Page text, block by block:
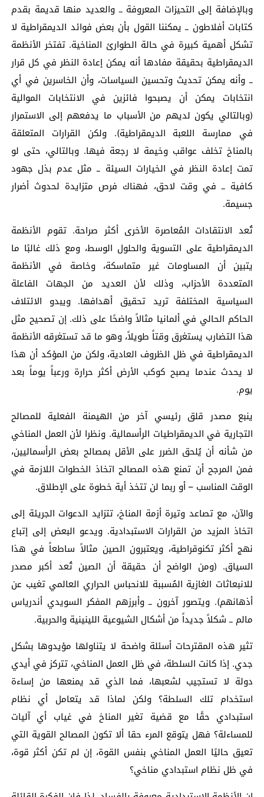
وبالإضافة إلى التحيزات المعروفة ــ والعديد منها قديمة بقدم
كتابات أفلاطون ــ يمكننا القول بأن بعض فوائد الديمقراطية لا
تشكل أهمية كبيرة في حالة الطوارئ المناخية. تفتخر الأنظمة
الديمقراطية بحقيقة مفادها أنه يمكن إعادة النظر في كل قرار
ــ وأنه يمكن تحديث وتحسين السياسات، وأن الخاسرين في أي
انتخابات يمكن أن يصبحوا فائزين في الانتخابات الموالية
(وبالتالي يكون لديهم من الأسباب ما يدفعهم إلى الاستمرار
في ممارسة اللعبة الديمقراطية). ولكن القرارات المتعلقة
بالمناخ تخلف عواقب وخيمة لا رجعة فيها. وبالتالي، حتى لو
تمت إعادة النظر في الخيارات السيئة ــ مثل عدم بذل جهود
كافية ــ في وقت لاحق، فهناك فرص متزايدة لحدوث أضرار
جسيمة.
تُعد الانتقادات المُعاصرة الأخرى أكثر صراحة. تقوم الأنظمة
الديمقراطية على التسوية والحلول الوسط، ومع ذلك غالبًا ما
يتبين أن المساومات غير متماسكة، وخاصة في الأنظمة
المتعددة الأحزاب، وذلك لأن العديد من الجهات الفاعلة
السياسية المختلفة تريد تحقيق أهدافها. ويبدو الائتلاف
الحاكم الحالي في ألمانيا مثالاً واضحًا على ذلك. إن تصحيح مثل
هذا التضارب يستغرق وقتاً طويلاً، وهو ما قد تستغرقه الأنظمة
الديمقراطية في ظل الظروف العادية، ولكن من المؤكد أن هذا
لا يحدث عندما يصبح كوكب الأرض أكثر حرارة ورعباً يوماً بعد
يوم.
ينبع مصدر قلق رئيسي آخر من الهيمنة الفعلية للمصالح
التجارية في الديمقراطيات الرأسمالية. ونظرا لأن العمل المناخي
من شأنه أن يُلحق الضرر على الأقل بمصالح بعض الرأسماليين،
فمن المرجح أن تمنع هذه المصالح اتخاذ الخطوات اللازمة في
الوقت المناسب – أو ربما لن تتخذ أية خطوة على الإطلاق.
والآن، مع تصاعد وتيرة أزمة المناخ، تتزايد الدعوات الجريئة إلى
اتخاذ المزيد من القرارات الاستبدادية. ويدعو البعض إلى إتباع
نهج أكثر تكنوقراطية، ويعتبرون الصين مثالاً ساطعاً في هذا
السياق. (ومن الواضح أن حقيقة أن الصين تُعد أكبر مصدر
للانبعاثات الغازية المُسببة للانحباس الحراري العالمي تغيب عن
أذهانهم). ويتصور آخرون ــ وأبرزهم المفكر السويدي أندرياس
مالم ــ شكلاً جديداً من أشكال الشيوعية اللينينية والحربية.
تثير هذه المقترحات أسئلة واضحة لا يتناولها مؤيدوها بشكل
جدي. إذا كانت السلطة، في ظل العمل المناخي، تتركز في أيدي
دولة لا تستجيب لشعبها، فما الذي قد يمنعها من إساءة
استخدام تلك السلطة؟ ولكن لماذا قد يتعامل أي نظام
استبدادي حقًا مع قضية تغير المناخ في غياب أي آليات
للمساءلة؟ فهل يتوقع المرء حقا ألا تكون المصالح القوية التي
تعيق حاليًا العمل المناخي بنفس القوة، إن لم تكن أكثر قوة،
في ظل نظام استبدادي مناخي؟